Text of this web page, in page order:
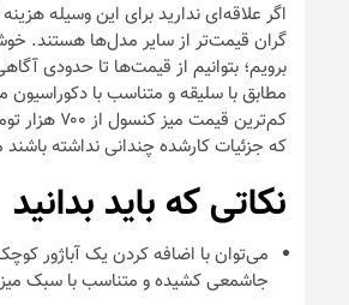
اگر علاقه‌ای ندارید برای این وسیله
گران‌ قیمت‌تر از سایر مدل‌ها هستند.
برویم؛ بتوانیم از قیمت‌ها تا حدودی
مطابق با سلیقه و متناسب با
که جزئیات کارشده‌ چندانی نداشته باشند معمولا بین ۳ تا ۵
نکاتی که باید بدانید
‌می‌توان با اضافه کردن یک آباژور
جاشمعی کشیده و متناسب با سبک میز